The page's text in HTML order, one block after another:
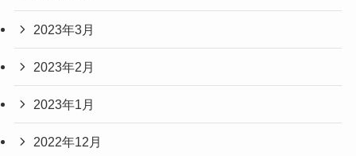
2023年3月
2023年2月
2023年1月
2022年12月